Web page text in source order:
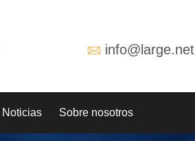
info@large.net
Noticias Sobre nosotros